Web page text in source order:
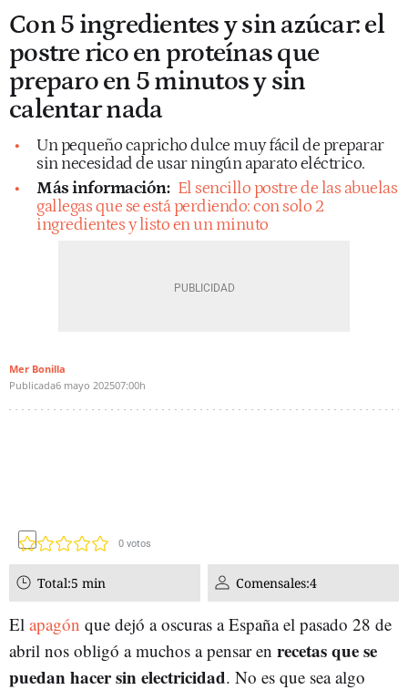
Con 5 ingredientes y sin azúcar: el
postre rico en proteínas que
preparo en 5 minutos y sin
calentar nada
Un pequeño capricho dulce muy fácil de preparar
sin necesidad de usar ningún aparato eléctrico.
Más información: El sencillo postre de las abuelas
gallegas que se está perdiendo: con solo 2
ingredientes y listo en un minuto
Mer Bonilla
Publicada6 mayo 202507:00h
0 votos
Total:5 min Comensales:4
El apagón que dejó a oscuras a España el pasado 28 de
abril nos obligó a muchos a pensar en recetas que se
puedan hacer sin electricidad. No es que sea algo